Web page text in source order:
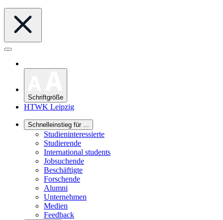
Schriftgröße
HTWK Leipzig
Schnelleinstieg für ...
Studieninteressierte
Studierende
International students
Jobsuchende
Beschäftigte
Forschende
Alumni
Unternehmen
Medien
Feedback